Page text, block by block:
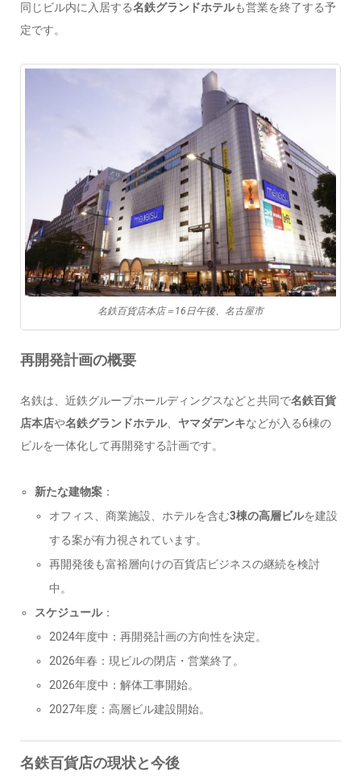
同じビル内に入居する名鉄グランドホテルも営業を終了する予
定です。
名鉄百貨店本店＝16日午後、名古屋市
再開発計画の概要
名鉄は、近鉄グループホールディングスなどと共同で名鉄百貨
店本店や名鉄グランドホテル、 ヤマダデンキなどが入る6棟の
ビルを一体化して再開発する計画です。
新たな建物案 ：
オフィス、商業施設、ホテルを含む3棟の高層ビルを建設
する案が有力視されています。
再開発後も富裕層向けの百貨店ビジネスの継続を検討
中。
スケジュール：
2024年度中：再開発計画の方向性を決定。
2026年春：現ビルの閉店・営業終了。
2026年度中：解体工事開始。
2027年度：高層ビル建設開始。
名鉄百貨店の現状と今後